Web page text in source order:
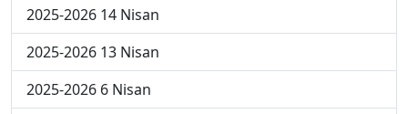
2025-2026 14 Nisan
2025-2026 13 Nisan
2025-2026 6 Nisan